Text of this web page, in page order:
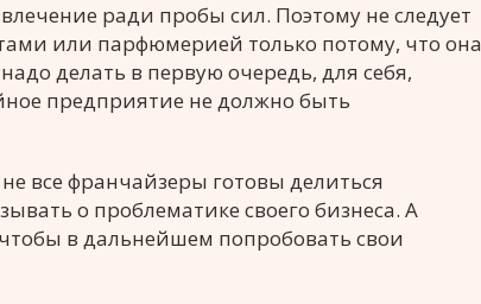
ради пробы сил. Поэтому не следует
или парфюмерией только потому, что она
делать в первую очередь, для себя,
предприятие не должно быть
все франчайзеры готовы делиться
о проблематике своего бизнеса. А
в дальнейшем попробовать свои